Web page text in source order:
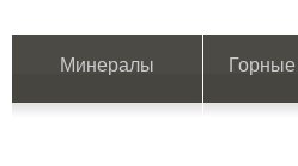
Минералы